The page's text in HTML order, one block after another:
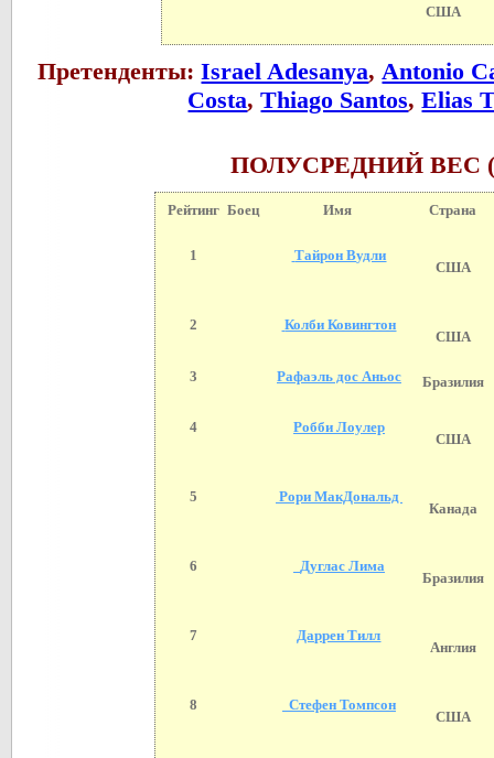
США
Претенденты:Israel Adesanya,Antonio
Costa,Thiago Santos,Elias
ПОЛУСРЕДНИЙ ВЕС
Рейтинг Боец Имя Страна
1 Тайрон Вудли
США
2 Колби Ковингтон
США
3 Рафаэль дос Аньос Бразилия
4 Робби Лоулер
США
5 Рори МакДональд
Канада
6 Дуглас Лима
Бразилия
7 Даррен Тилл
Англия
8 Стефен Томпсон
США